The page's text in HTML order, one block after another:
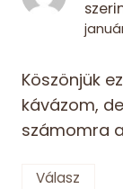
Köszönjük
kávázom,
számomra
Válasz